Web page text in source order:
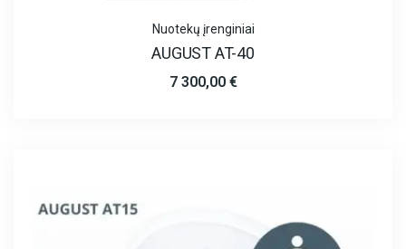
Nuotekų įrenginiai
AUGUST AT-40
7 300,00 €